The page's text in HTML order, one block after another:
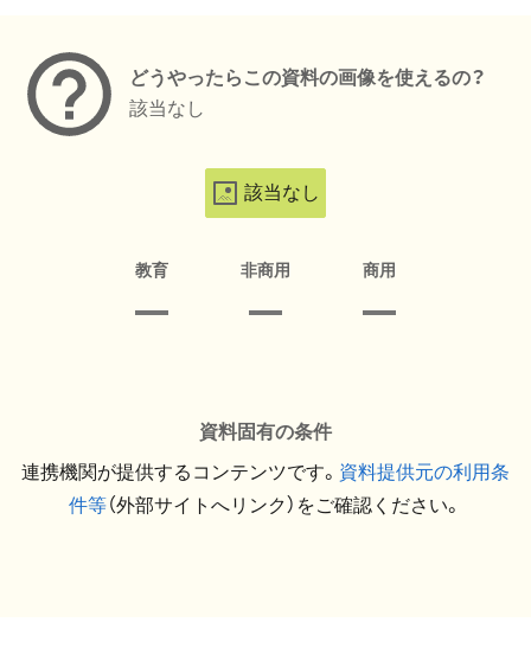
どうやったらこの資料の画像を使えるの？
該当なし
該当なし
教育 非商用 商用
資料固有の条件
連携機関が提供するコンテンツです。 資料提供元の利用条
件等（外部サイトへリンク）をご確認ください。